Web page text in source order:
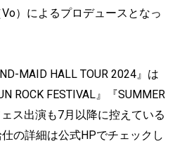
）によるプロデュースとなっ
MAID HALL TOUR 2024』は
ROCK FESTIVAL』『SUMMER
ス出演も7月以降に控えている
の詳細は公式HPでチェックし